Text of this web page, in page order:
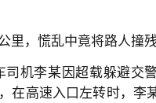
里，慌乱中竟将路人撞残
司机李某因超载躲避交
在高速入口左转时，李